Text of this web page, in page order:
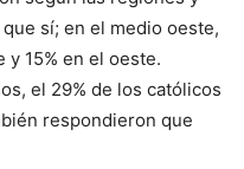
sí; en el medio oeste,
y 15% en el oeste.
el 29% de los católicos
respondieron que